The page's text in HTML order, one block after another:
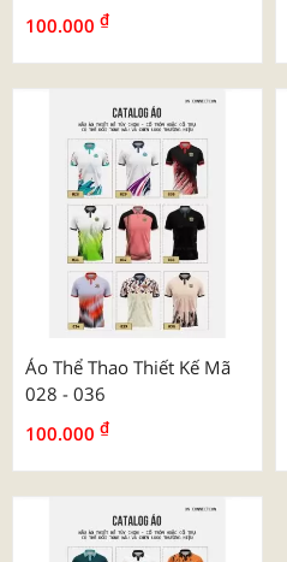
100.000 ₫
Áo Thể Thao Thiết Kế Mã
028 - 036
100.000 ₫